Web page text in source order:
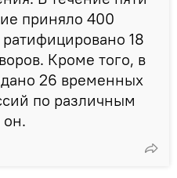
приняло 400
18
Кроме того, в
26 временных
по различным